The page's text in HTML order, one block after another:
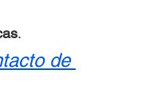
.
de